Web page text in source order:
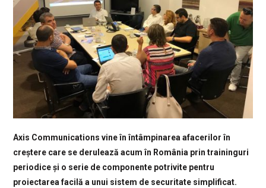
Axis Communications vine în întâmpinarea afacerilor în
creștere care se derulează acum în România prin traininguri
periodice și o serie de componente potrivite pentru
proiectarea facilă a unui sistem de securitate simplificat.